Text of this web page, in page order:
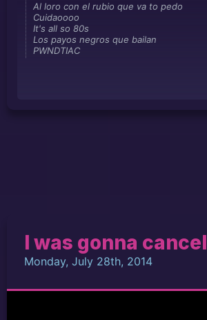
Al loro con el rubio que va to pedo
Cuidaoooo
It's all so 80s
Los payos negros que bailan
PWNDTIAC
I was gonna cancel
Monday, July 28th, 2014